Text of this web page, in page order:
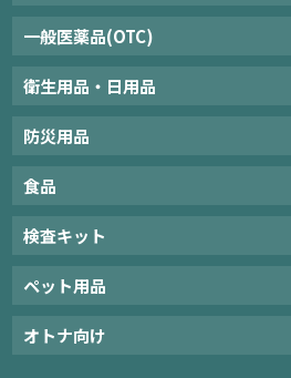
一般医薬品(OTC)
衛生用品・日用品
防災用品
食品
検査キット
ペット用品
オトナ向け